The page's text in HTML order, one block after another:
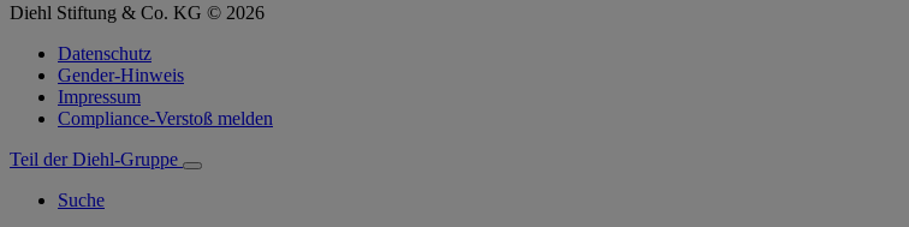
Diehl Stiftung & Co. KG © 2026
Datenschutz
Gender-Hinweis
Impressum
Compliance-Verstoß melden
Teil der Diehl-Gruppe
Suche